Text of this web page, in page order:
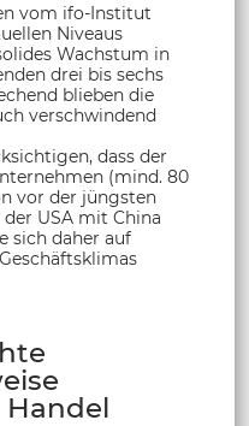
vom ifo-Institut
Niveaus
Wachstum in
drei bis sechs
blieben die
verschwindend
dass der
(mind. 80
vor der jüngsten
USA mit China
sich daher auf